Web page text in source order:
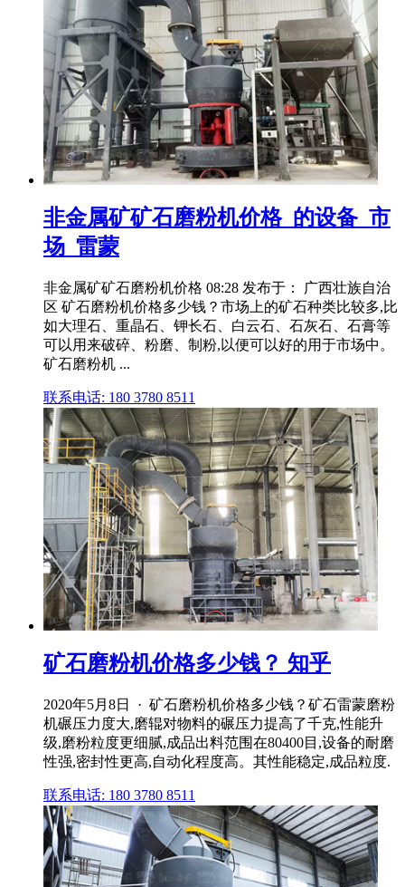
非金属矿矿石磨粉机价格_的设备_市
场_雷蒙
非金属矿矿石磨粉机价格 08:28 发布于： 广西壮族自治
区 矿石磨粉机价格多少钱？市场上的矿石种类比较多,比
如大理石、重晶石、钾长石、白云石、石灰石、石膏等
可以用来破碎、粉磨、制粉,以便可以好的用于市场中。
矿石磨粉机 ...
联系电话: 180 3780 8511
矿石磨粉机价格多少钱？ 知乎
2020年5月8日 · 矿石磨粉机价格多少钱？矿石雷蒙磨粉
机碾压力度大,磨辊对物料的碾压力提高了千克,性能升
级,磨粉粒度更细腻,成品出料范围在80400目,设备的耐磨
性强,密封性更高,自动化程度高。其性能稳定,成品粒度.
联系电话: 180 3780 8511